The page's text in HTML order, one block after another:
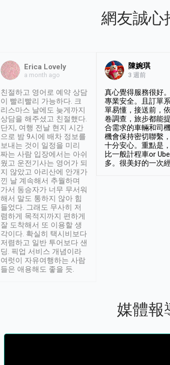
網友誠心
Erica Lovely
a month ago
친절하고 영어로 예약 상담
이 빨리빨리 가능하다. 크
리스마스 날에도 늦게까지
상담을 해주셨고 친절했다.
단지, 여행 전날 현지 시간
으로 밤 9시에 배차 정보를
보내는 것이 일정을 미리
짜는 사람 입장에서는 아쉬
웠고 운전기사는 영어가 되
지 않았고 아리산에 안개가
낀 날 계속해서 추월하며
가서 동승자가 너무 무서워
해서 말도 통하지 않아 힘
들었다. 그래도 무사히 저
렴하게 목적지까지 편하게
잘 도착해서 또 이용할 생
각이다. 확실히 택시비보다
저렴하고 일반 투어보다 샌
딩. 픽업 서비스 개념이라
여럿이 자유여행하는 사람
들은 애용해도 좋을 듯.
陳婉琪
3 週前
真心覺得服務很好
專業安全。且訂單
單易懂，接送前，
卷調查，旅步都能
合需求的車輛和司
機會保持密切聯繫
十分安心。重點是
比一般計程車or
多。很美好的一次
媒體報